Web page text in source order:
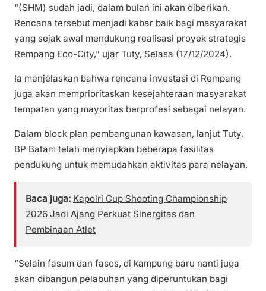
“(SHM) sudah jadi, dalam bulan ini akan diberikan.
Rencana tersebut menjadi kabar baik bagi masyarakat
yang sejak awal mendukung realisasi proyek strategis
Rempang Eco-City,” ujar Tuty, Selasa (17/12/2024).
Ia menjelaskan bahwa rencana investasi di Rempang
juga akan memprioritaskan kesejahteraan masyarakat
tempatan yang mayoritas berprofesi sebagai nelayan.
Dalam block plan pembangunan kawasan, lanjut Tuty,
BP Batam telah menyiapkan beberapa fasilitas
pendukung untuk memudahkan aktivitas para nelayan.
Baca juga: Kapolri Cup Shooting Championship
2026 Jadi Ajang Perkuat Sinergitas dan
Pembinaan Atlet
“Selain fasum dan fasos, di kampung baru nanti juga
akan dibangun pelabuhan yang diperuntukan bagi